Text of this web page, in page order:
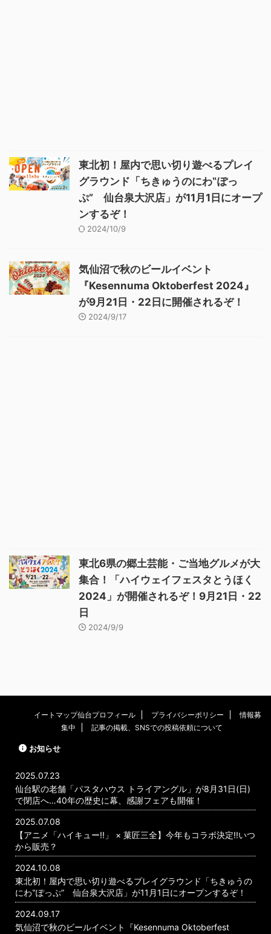
東北初！屋内で思い切り遊べるプレイ
グラウンド「ちきゅうのにわ‟ぽっ
ぷ” 仙台泉大沢店」が11月1日にオープ
ンするぞ！
2024/10/9
気仙沼で秋のビールイベント
『Kesennuma Oktoberfest 2024』
が9月21日・22日に開催されるぞ！
2024/9/17
東北6県の郷土芸能・ご当地グルメが大
集合！「ハイウェイフェスタとうほく
2024」が開催されるぞ！9月21日・22
日
2024/9/9
イートマップ仙台プロフィール プライバシーポリシー
情報募
集中
記事の掲載、SNSでの投稿依頼について
お知らせ
2025.07.23
仙台駅の老舗「パスタハウス トライアングル」が8月31日(日)
で閉店へ…40年の歴史に幕、感謝フェアも開催！
2025.07.08
【アニメ「ハイキュー!!」 × 菓匠三全】今年もコラボ決定!!いつ
から販売？
2024.10.08
東北初！屋内で思い切り遊べるプレイグラウンド「ちきゅうの
にわ‟ぽっぷ” 仙台泉大沢店」が11月1日にオープンするぞ！
2024.09.17
気仙沼で秋のビールイベント『Kesennuma Oktoberfest